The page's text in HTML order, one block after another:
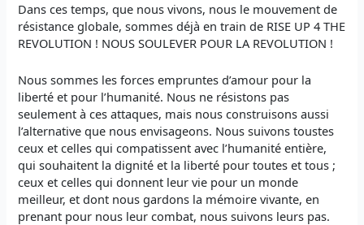
Dans ces temps, que nous vivons, nous le mouvement de
résistance globale, sommes déjà en train de RISE UP 4 THE
REVOLUTION ! NOUS SOULEVER POUR LA REVOLUTION !
Nous sommes les forces empruntes d’amour pour la
liberté et pour l’humanité. Nous ne résistons pas
seulement à ces attaques, mais nous construisons aussi
l’alternative que nous envisageons. Nous suivons toustes
ceux et celles qui compatissent avec l’humanité entière,
qui souhaitent la dignité et la liberté pour toutes et tous ;
ceux et celles qui donnent leur vie pour un monde
meilleur, et dont nous gardons la mémoire vivante, en
prenant pour nous leur combat, nous suivons leurs pas.